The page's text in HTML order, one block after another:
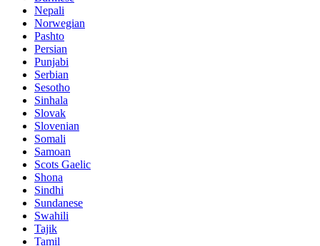
Nepali
Norwegian
Pashto
Persian
Punjabi
Serbian
Sesotho
Sinhala
Slovak
Slovenian
Somali
Samoan
Scots Gaelic
Shona
Sindhi
Sundanese
Swahili
Tajik
Tamil